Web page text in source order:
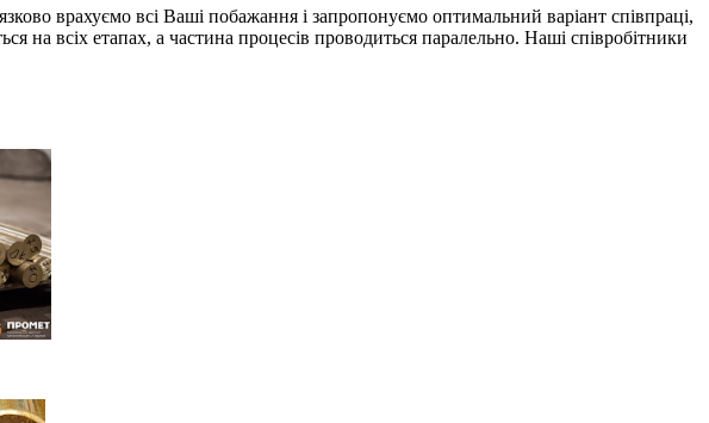
врахуємо всі Ваші побажання і запропонуємо оптимальний варіант співпраці,
всіх етапах, а частина процесів проводиться паралельно. Наші співробітники